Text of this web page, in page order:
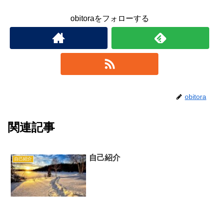
obitoraをフォローする
obitora
関連記事
自己紹介 自己紹介